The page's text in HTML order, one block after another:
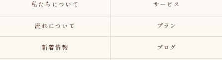
私たちについて サービス
流れについて プラン
新着情報 ブログ